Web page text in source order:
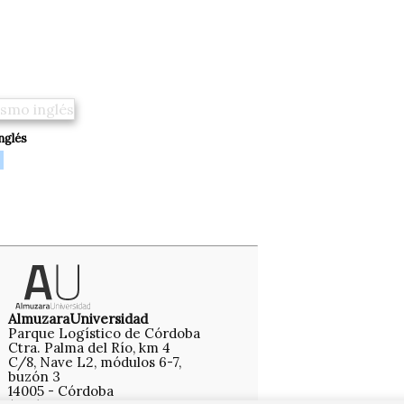
AlmuzaraUniversidad
Parque Logístico de Córdoba
Ctra. Palma del Río, km 4
C/8, Nave L2, módulos 6-7,
buzón 3
14005 - Córdoba